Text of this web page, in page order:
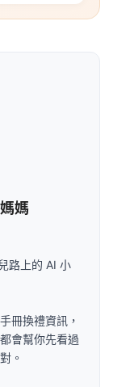
媽
路上的 AI 小
冊換禮資訊，
會幫你先看過
。